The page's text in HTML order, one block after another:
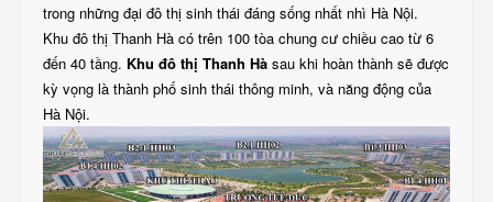
trong những đại đô thị sinh thái đáng sống nhất nhì Hà Nội.
Khu đô thị Thanh Hà có trên 100 tòa chung cư chiều cao từ 6
đến 40 tầng. Khu đô thị Thanh Hàsau khi hoàn thành sẽ được
kỳ vọng là thành phố sinh thái thông minh, và năng động của
Hà Nội.